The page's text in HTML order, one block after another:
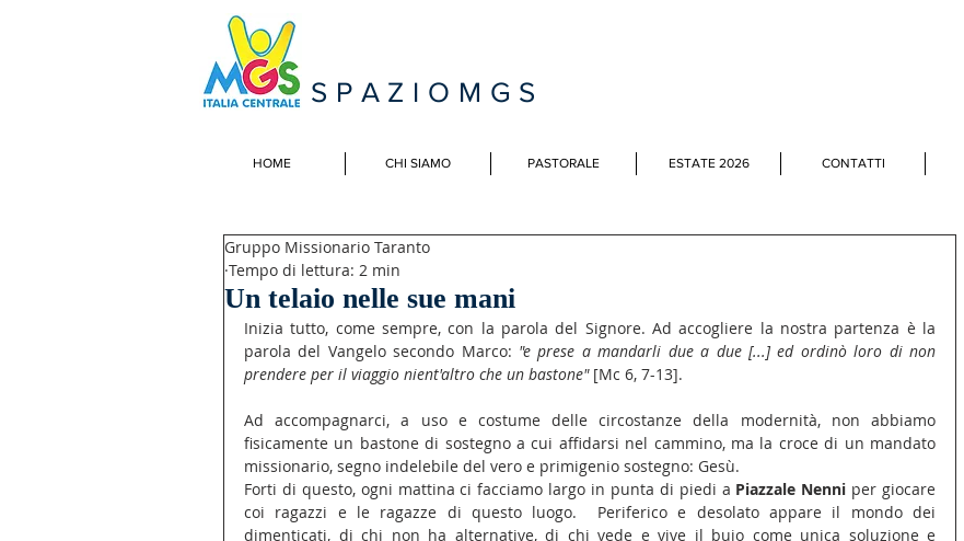
SPAZIOMGS
HOME CHI SIAMO PASTORALE ESTATE 2026 CONTATTI
Un telaio nelle sue mani
Gruppo Missionario Taranto
Tempo di lettura: 2 min
Inizia tutto, come sempre, con la parola del Signore. Ad accogliere la nostra partenza è la
parola del Vangelo secondo Marco: "e prese a mandarli due a due [...] ed ordinò loro di non
prendere per il viaggio nient'altro che un bastone" [Mc 6, 7-13].
Ad accompagnarci, a uso e costume delle circostanze della modernità, non abbiamo
fisicamente un bastone di sostegno a cui affidarsi nel cammino, ma la croce di un mandato
missionario, segno indelebile del vero e primigenio sostegno: Gesù.
Forti di questo, ogni mattina ci facciamo largo in punta di piedi a Piazzale Nenni per giocare
coi ragazzi e le ragazze di questo luogo.  Periferico e desolato appare il mondo dei
dimenticati, di chi non ha alternative, di chi vede e vive il buio come unica soluzione e